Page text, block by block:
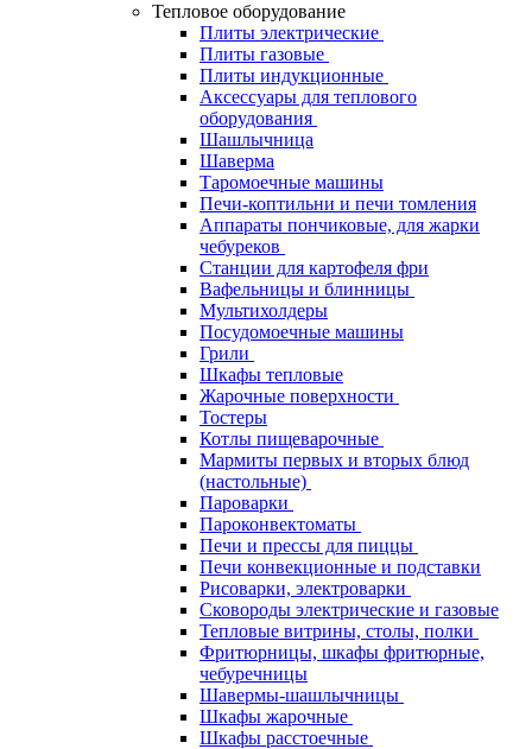
Тепловое оборудование
Плиты электрические
Плиты газовые
Плиты индукционные
Аксессуары для теплового
оборудования
Шашлычница
Шаверма
Таромоечные машины
Печи-коптильни и печи томления
Аппараты пончиковые, для жарки
чебуреков
Станции для картофеля фри
Вафельницы и блинницы
Мультихолдеры
Посудомоечные машины
Грили
Шкафы тепловые
Жарочные поверхности
Тостеры
Котлы пищеварочные
Мармиты первых и вторых блюд
(настольные)
Пароварки
Пароконвектоматы
Печи и прессы для пиццы
Печи конвекционные и подставки
Рисоварки, электроварки
Сковороды электрические и газовые
Тепловые витрины, столы, полки
Фритюрницы, шкафы фритюрные,
чебуречницы
Шавермы-шашлычницы
Шкафы жарочные
Шкафы расстоечные